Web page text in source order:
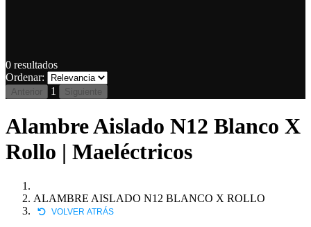
0 resultados
Ordenar:
Anterior 1 Siguiente
Alambre Aislado N12 Blanco X
Rollo | Maeléctricos
ALAMBRE AISLADO N12 BLANCO X ROLLO
VOLVER ATRÁS